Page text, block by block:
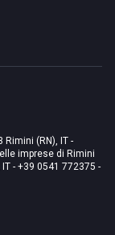
(RN), IT -
imprese di Rimini
IT - +39 0541 772375 -